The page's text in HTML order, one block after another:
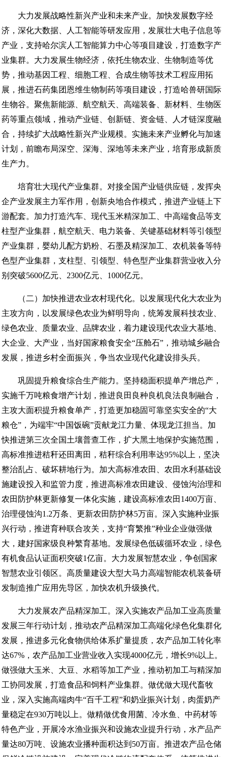
大力发展战略性新兴产业和未来产业。加快发展数字经
济，深化大数据、人工智能等研发应用，发展壮大电子信息等
产业，支持哈尔滨人工智能算力中心等项目建设，打造数字产
业集群。大力发展生物经济，依托生物农业、生物制造等优
势，推动基因工程、细胞工程、合成生物等技术工程应用拓
展，推进石药集团恩维生物制药等项目建设，打造哈兽研国际
生物谷。聚焦新能源、航空航天、高端装备、新材料、生物医
药等重点领域，推动产业链、创新链、资金链、人才链深度融
合，持续扩大战略性新兴产业规模。实施未来产业孵化与加速
计划，前瞻布局深空、深海、深地等未来产业，培育形成新质
生产力。
培育壮大现代产业集群。对接全国产业链供应链，发挥央
企产业发展主力军作用，创新央地合作模式，推进产业链上下
游配套。加力打造汽车、现代玉米精深加工、中高端食品等支
柱型产业集群，航空航天、电力装备、关键基础材料等引领型
产业集群，婴幼儿配方奶粉、石墨及精深加工、农机装备等特
色型产业集群，支柱型、引领型、特色型产业集群营业收入分
别突破5600亿元、2300亿元、1000亿元。
（二）加快推进农业农村现代化。以发展现代化大农业为
主攻方向，以发展绿色农业为鲜明导向，统筹发展科技农业、
绿色农业、质量农业、品牌农业，着力建设现代农业大基地、
大企业、大产业，当好国家粮食安全“压舱石”，推动城乡融合
发展，推进乡村全面振兴，争当农业现代化建设排头兵。
巩固提升粮食综合生产能力。坚持稳面积提单产增总产，
实施千万吨粮食增产计划，推进良田良种良机良法良制融合，
主攻大面积提升粮食单产，打造更加稳固可靠坚实安全的“大
粮仓”，为端牢“中国饭碗”贡献龙江力量、体现龙江担当。加
快推进第三次全国土壤普查工作，扩大黑土地保护实施范围，
高标准推进秸秆还田离田，秸秆综合利用率达95%以上，坚决
整治乱占、破坏耕地行为。加大高标准农田、农田水利基础设
施建设投入和监管力度，推进高标准农田建设、侵蚀沟治理和
农田防护林更新修复一体化实施，建设高标准农田1400万亩、
治理侵蚀沟1.2万条、更新农田防护林5万亩。深入实施种业振
兴行动，推进育种联合攻关，支持“育繁推”种业企业做强做
大，建好国家级良种繁育基地。发展绿色低碳循环农业，绿色
有机食品认证面积突破1亿亩。大力发展智慧农业，争创国家
智慧农业引领区。高质量建设大型大马力高端智能农机装备研
发制造推广应用先导区，加快农机升级换代。
大力发展农产品精深加工。深入实施农产品加工业高质量
发展三年行动计划，推动农产品精深加工高端化绿色化集群化
发展，推进多元化食物供给体系扩量提质，农产品加工转化率
达67%，农产品加工业营业收入实现4000亿元，增长9%以上。
做强做大玉米、大豆、水稻等加工产业，推动初加工与精深加
工协同发展，打造食品和饲料产业集群。做优做大现代畜牧
业，深入实施高端肉牛“百千工程”和奶业振兴计划，肉蛋奶产
量稳定在930万吨以上。做精做优食用菌、冷水鱼、中药材等
特色产业，开展冷水渔业振兴和设施农业提升行动，水产品产
量达80万吨、设施农业播种面积达到50万亩。推进农产品仓储